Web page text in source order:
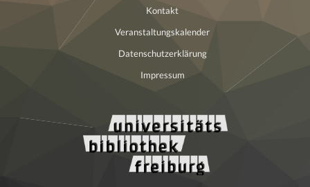
Kontakt
Veranstaltungskalender
Datenschutzerklärung
Impressum